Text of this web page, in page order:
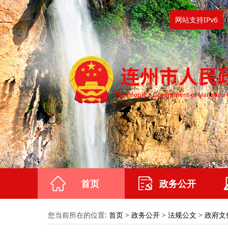
网站支持IPv6
首页 政务公开
您当前所在的位置: 首页 > 政务公开 > 法规公文 > 政府文